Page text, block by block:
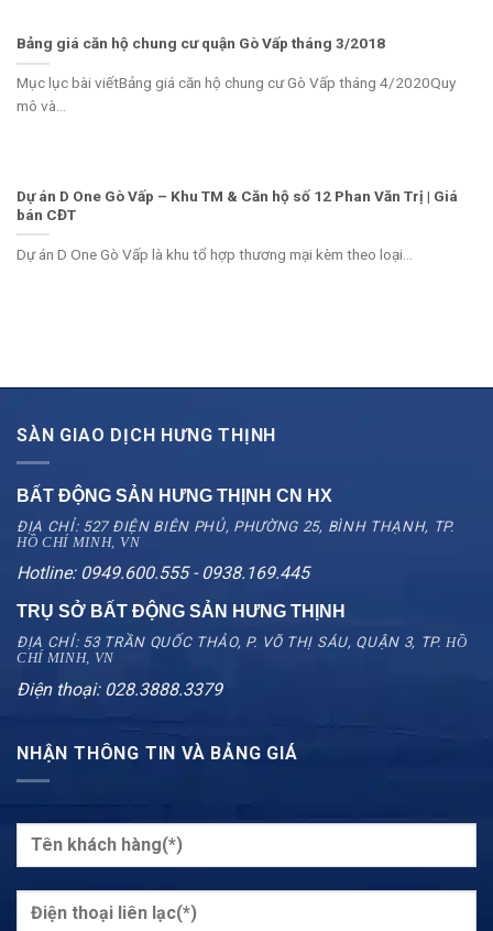
Bảng giá căn hộ chung cư quận Gò Vấp tháng 3/2018
Mục lục bài viếtBảng giá căn hộ chung cư Gò Vấp tháng 4/2020Quy
mô và...
Dự án D One Gò Vấp – Khu TM & Căn hộ số 12 Phan Văn Trị | Giá
bán CĐT
Dự án D One Gò Vấp là khu tổ hợp thương mại kèm theo loại...
SÀN GIAO DỊCH HƯNG THỊNH
BẤT ĐỘNG SẢN HƯNG THỊNH CN HX
ĐỊA CHỈ: 527 ĐIỆN BIÊN PHỦ, PHƯỜNG 25, BÌNH THẠNH, TP.
HỒ CHÍ MINH, VN
Hotline: 0949.600.555 - 0938.169.445
TRỤ SỞ BẤT ĐỘNG SẢN HƯNG THỊNH
ĐỊA CHỈ: 53 TRẦN QUỐC THẢO, P. VÕ THỊ SÁU, QUẬN 3, TP.HỒ
CHÍ MINH, VN
Điện thoại: 028.3888.3379
NHẬN THÔNG TIN VÀ BẢNG GIÁ